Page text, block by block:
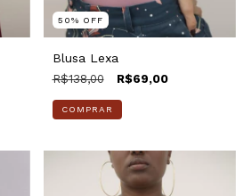
50% OFF
Blusa Lexa
R$138,00 R$69,00
COMPRAR